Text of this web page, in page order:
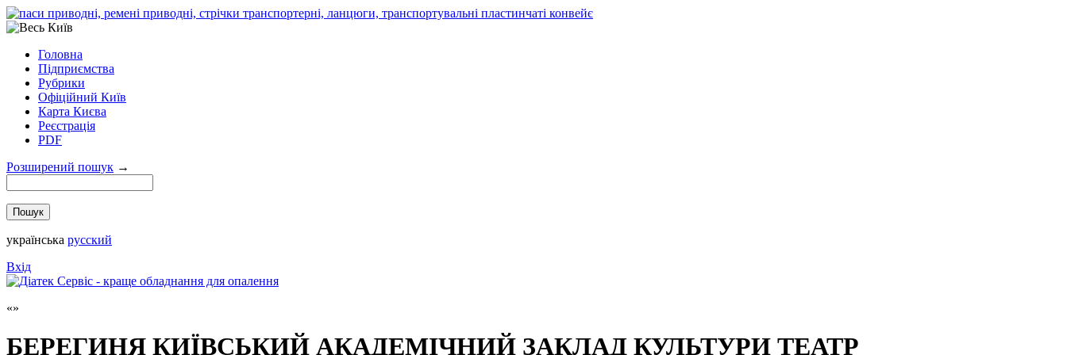
Головна
Підприємства
Рубрики
Офіційний Київ
Карта Києва
Реєстрація
PDF
Розширений пошук →
українська русский
Вхід
БЕРЕГИНЯ КИЇВСЬКИЙ АКАДЕМІЧНИЙ ЗАКЛАД КУЛЬТУРИ ТЕАТР